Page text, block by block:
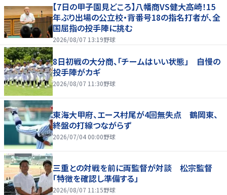
【7日の甲子園見どころ】八幡商VS健大高崎！15
年ぶり出場の公立校・背番号18の指名打者が、全
国屈指の投手陣に挑む
2026/08/07 13:19野球
8日初戦の大分商、「チームはいい状態」 自慢の
投手陣がカギ
2026/08/07 11:30野球
東海大甲府、エース村尾が4回無失点 鶴岡東、
終盤の打線つながらず
2026/07/04 00:00野球
三重との対戦を前に両監督が対談 松宗監督
「特徴を確認し準備する」
2026/08/07 11:15野球